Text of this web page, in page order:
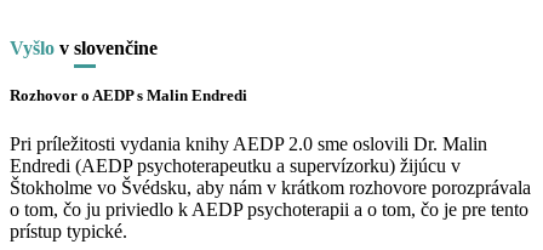
Vyšlo v slovenčine
Rozhovor o AEDP s Malin Endredi
Pri príležitosti vydania knihy AEDP 2.0 sme oslovili Dr. Malin
Endredi (AEDP psychoterapeutku a supervízorku) žijúcu v
Štokholme vo Švédsku, aby nám v krátkom rozhovore porozprávala
o tom, čo ju priviedlo k AEDP psychoterapii a o tom, čo je pre tento
prístup typické.